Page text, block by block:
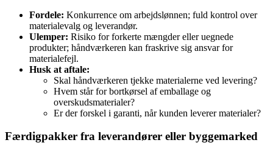
Fordele: Konkurrence om arbejdslønnen; fuld kontrol over
materialevalg og leverandør.
Ulemper: Risiko for forkerte mængder eller uegnede
produkter; håndværkeren kan fraskrive sig ansvar for
materialefejl.
Husk at aftale:
Skal håndværkeren tjekke materialerne ved levering?
Hvem står for bortkørsel af emballage og
overskudsmaterialer?
Er der forskel i garanti, når kunden leverer materialer?
Færdigpakker fra leverandører eller byggemarked